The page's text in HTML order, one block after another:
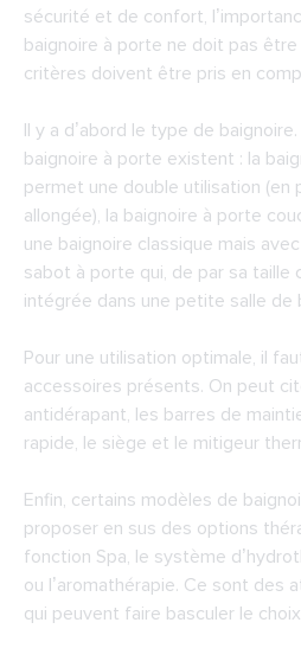
sécurité et de confort,
baignoire à porte ne doit pas être
critères doivent être pris en
Il y a d’abord le type de
baignoire à porte existent : la
permet une double utilisation (en
allongée), la baignoire à porte
une baignoire classique mais
sabot à porte qui, de par sa
intégrée dans une petite salle de
Pour une utilisation optimale, il
accessoires présents. On peut
antidérapant, les barres de
rapide, le siège et le mitigeur
Enfin, certains modèles de
proposer en sus des options
fonction Spa, le système
ou l’aromathérapie. Ce sont des
qui peuvent faire basculer le